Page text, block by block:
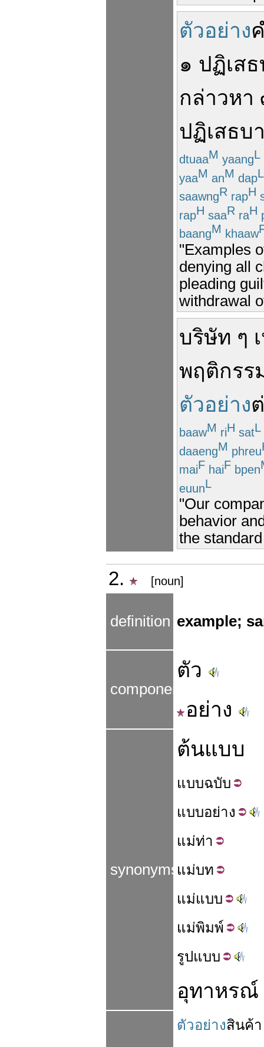
ตัวอย่าง
๑ ปฏิเสธ
กล่าวหา
ปฏิเสธบ
dtuaaM yaangL
yaaM anM dapL
saawngR rapH
rapH saaR raH
baangM khaaw
"Examples
denying all
pleading
withdrawal
บริษัท ๆ
พฤติกรร
ตัวอย่าง
baawM riH satL
daaengM phreu
maiF haiF bpen
euunL
"Our
behavior
the
2. [noun]
definition example;
components
ตัว
อย่าง
synonyms
ต้นแบบ
แบบฉบับ
แบบอย่าง
แม่ท่า
แม่บท
แม่แบบ
แม่พิมพ์
รูปแบบ
อุทาหรณ์
ตัวอย่างสินค้า